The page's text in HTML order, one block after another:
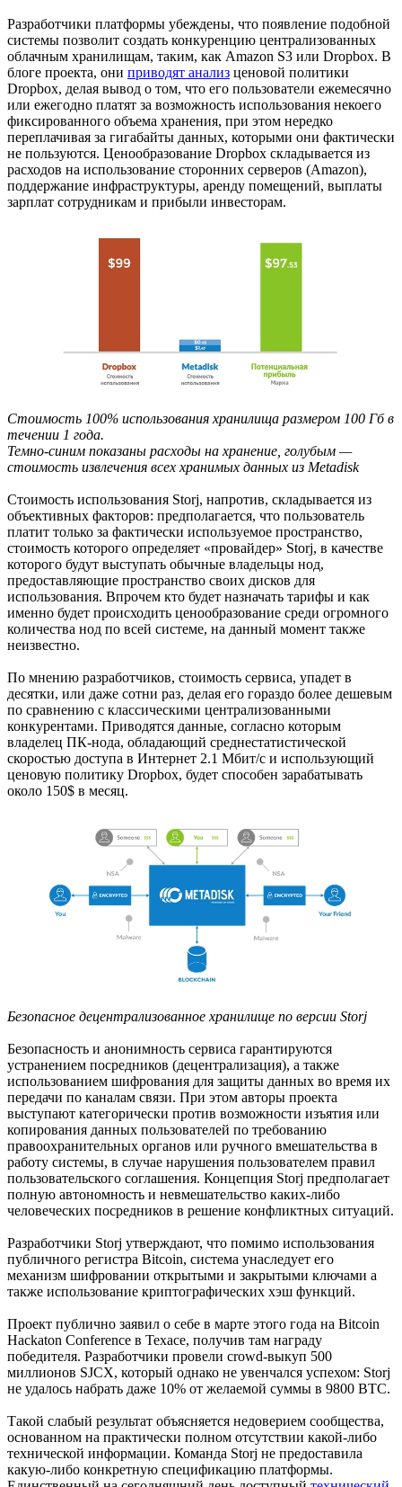
Разработчики платформы убеждены, что появление подобной
системы позволит создать конкуренцию централизованных
облачным хранилищам, таким, как Amazon S3 или Dropbox. В
блоге проекта, они приводят анализ ценовой политики
Dropbox, делая вывод о том, что его пользователи ежемесячно
или ежегодно платят за возможность использования некоего
фиксированного объема хранения, при этом нередко
переплачивая за гигабайты данных, которыми они фактически
не пользуются. Ценообразование Dropbox складывается из
расходов на использование сторонних серверов (Amazon),
поддержание инфраструктуры, аренду помещений, выплаты
зарплат сотрудникам и прибыли инвесторам.
Стоимость 100% использования хранилища размером 100 Гб в
течении 1 года.
Темно-синим показаны расходы на хранение, голубым —
стоимость извлечения всех хранимых данных из Metadisk
Стоимость использования Storj, напротив, складывается из
объективных факторов: предполагается, что пользователь
платит только за фактически используемое пространство,
стоимость которого определяет «провайдер» Storj, в качестве
которого будут выступать обычные владельцы нод,
предоставляющие пространство своих дисков для
использования. Впрочем кто будет назначать тарифы и как
именно будет происходить ценообразование среди огромного
количества нод по всей системе, на данный момент также
неизвестно.
По мнению разработчиков, стоимость сервиса, упадет в
десятки, или даже сотни раз, делая его гораздо более дешевым
по сравнению с классическими централизованными
конкурентами. Приводятся данные, согласно которым
владелец ПК-нода, обладающий среднестатистической
скоростью доступа в Интернет 2.1 Мбит/c и использующий
ценовую политику Dropbox, будет способен зарабатывать
около 150$ в месяц.
Безопасное децентрализованное хранилище по версии Storj
Безопасность и анонимность сервиса гарантируются
устранением посредников (децентрализация), а также
использованием шифрования для защиты данных во время их
передачи по каналам связи. При этом авторы проекта
выступают категорически против возможности изъятия или
копирования данных пользователей по требованию
правоохранительных органов или ручного вмешательства в
работу системы, в случае нарушения пользователем правил
пользовательского соглашения. Концепция Storj предполагает
полную автономность и невмешательство каких-либо
человеческих посредников в решение конфликтных ситуаций.
Разработчики Storj утверждают, что помимо использования
публичного регистра Bitcoin, система унаследует его
механизм шифровании открытыми и закрытыми ключами а
также использование криптографических хэш функций.
Проект публично заявил о себе в марте этого года на Bitcoin
Hackaton Conference в Техасе, получив там награду
победителя. Разработчики провели crowd-выкуп 500
миллионов SJCX, который однако не увенчался успехом: Storj
не удалось набрать даже 10% от желаемой суммы в 9800 BTC.
Такой слабый результат объясняется недоверием сообщества,
основанном на практически полном отсутствии какой-либо
технической информации. Команда Storj не предоставила
какую-либо конкретную спецификацию платформы.